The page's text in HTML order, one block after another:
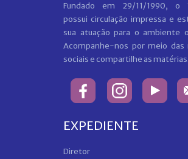
Fundado em 29/11/1990, o
possui circulação impressa e
sua atuação para o ambiente
Acompanhe-nos por meio das
sociais e compartilhe as matérias.
EXPEDIENTE
Diretor